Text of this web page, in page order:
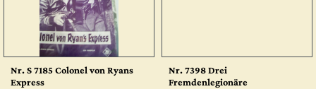
Nr. S 7185 Colonel von Ryans
Express
Nr. 7398 Drei
Fremdenlegionäre